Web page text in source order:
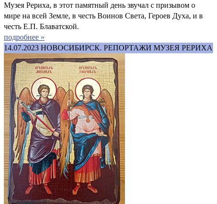
Музея Рериха, в этот памятный день звучал с призывом о
мире на всей Земле, в честь Воинов Света, Героев Духа, и в
честь Е.П. Блаватской.
подробнее »
14.07.2023 НОВОСИБИРСК. РЕПОРТАЖИ МУЗЕЯ РЕРИХА